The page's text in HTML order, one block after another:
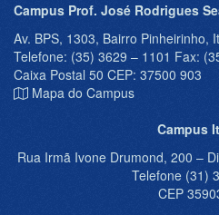
Campus Prof. José Rodrigues
Av. BPS, 1303, Bairro Pinheirinho,
Telefone: (35) 3629 – 1101 Fax:
Caixa Postal 50 CEP: 37500 903
Mapa do Campus
Campus
Rua Irmã Ivone Drumond, 200 –
Telefone (31)
CEP